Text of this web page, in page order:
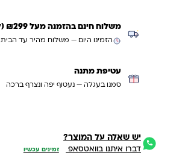
משלוח חינם בהזמנה מעל ₪299 (למעט ריהוט)
הזמינו היום — משלוח מהיר עד הבית
עטיפת מתנה
סמנו בעגלה — נעטוף יפה ונצרף ברכה
יש שאלה על המוצר?
דברו איתנו בוואטסאפ זמינים עכשיו